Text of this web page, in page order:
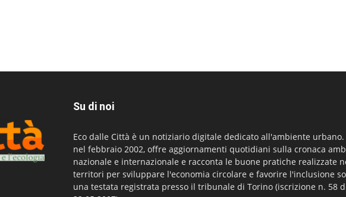
Su di noi
Eco dalle Città è un notiziario digitale dedicato all'ambiente
nel febbraio 2002, offre aggiornamenti quotidiani sulla cronaca
nazionale e internazionale e racconta le buone pratiche realizzate
territori per sviluppare l'economia circolare e favorire l'inclusione
una testata registrata presso il tribunale di Torino (iscrizione n. 58